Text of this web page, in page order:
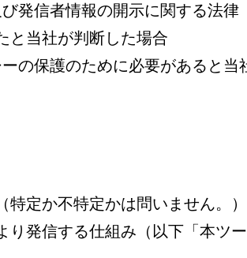
発信者情報の開示に関する法律
と当社が判断した場合
の保護のために必要があると当
特定か不特定かは問いません。
発信する仕組み（以下「本ツ